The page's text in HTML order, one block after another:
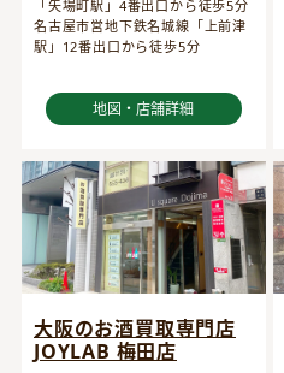
「矢場町駅」4番出口から徒歩5分
名古屋市営地下鉄名城線「上前津
駅」12番出口から徒歩5分
地図・店舗詳細
大阪のお酒買取専門店
JOYLAB 梅田店